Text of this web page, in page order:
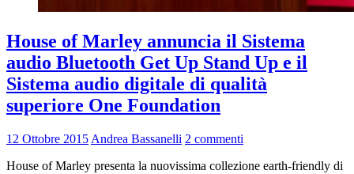
House of Marley annuncia il Sistema
audio Bluetooth Get Up Stand Up e il
Sistema audio digitale di qualità
superiore One Foundation
12 Ottobre 2015 Andrea Bassanelli 2 commenti
House of Marley presenta la nuovissima collezione earth-friendly di